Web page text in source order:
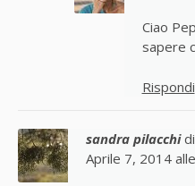
Ciao
sapere
Rispondi
sandra pilacchi
Aprile 7, 2014